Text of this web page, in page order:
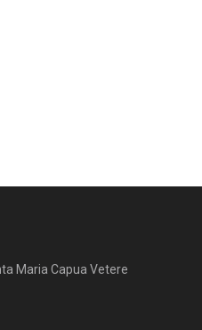
Maria Capua Vetere